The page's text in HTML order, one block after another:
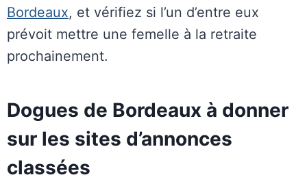
Bordeaux, et vérifiez si l’un d’entre eux
prévoit mettre une femelle à la retraite
prochainement.
Dogues de Bordeaux à donner
sur les sites d’annonces
classées